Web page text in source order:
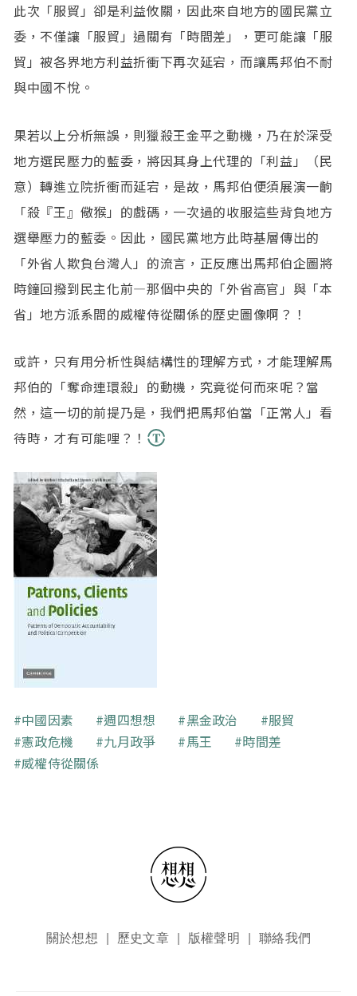
此次「服貿」卻是利益攸關，因此來自地方的國民黨立
委，不僅讓「服貿」過關有「時間差」，更可能讓「服
貿」被各界地方利益折衝下再次延宕，而讓馬邦伯不耐
與中國不悅。
果若以上分析無誤，則獵殺王金平之動機，乃在於深受
地方選民壓力的藍委，將因其身上代理的「利益」（民
意）轉進立院折衝而延宕，是故，馬邦伯便須展演一齣
「殺『王』儆猴」的戲碼，一次過的收服這些背負地方
選舉壓力的藍委。因此，國民黨地方此時基層傳出的
「外省人欺負台灣人」的流言，正反應出馬邦伯企圖將
時鐘回撥到民主化前—那個中央的「外省高官」與「本
省」地方派系間的威權侍從關係的歷史圖像啊？！
或許，只有用分析性與結構性的理解方式，才能理解馬
邦伯的「奪命連環殺」的動機，究竟從何而來呢？當
然，這一切的前提乃是，我們把馬邦伯當「正常人」看
待時，才有可能哩？！
關鍵字
中國因素 週四想想 黑金政治
服貿
憲政危機
九月政爭 馬王
時間差
威權侍從關係
頁尾選單關於想想 歷史文章 版權聲明 聯絡我們